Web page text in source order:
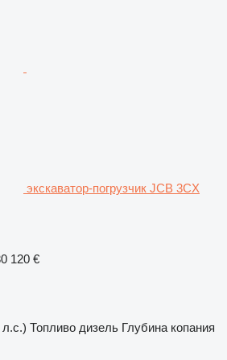
экскаватор-погрузчик JCB 3CX
120 €
Топливо дизель Глубина копания